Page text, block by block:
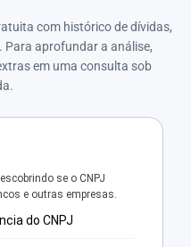
com histórico de dívidas,
aprofundar a análise,
em uma consulta sob
se o CNPJ
e outras empresas.
do CNPJ